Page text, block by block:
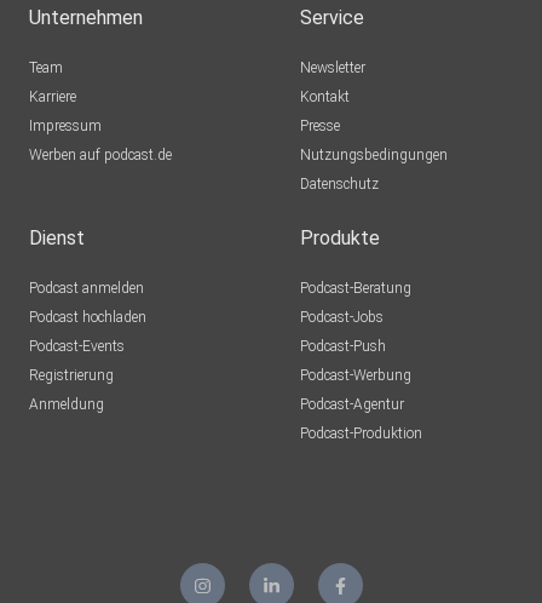
Unternehmen
Team
Karriere
Impressum
Werben auf podcast.de
Service
Newsletter
Kontakt
Presse
Nutzungsbedingungen
Datenschutz
Dienst
Podcast anmelden
Podcast hochladen
Podcast-Events
Registrierung
Anmeldung
Produkte
Podcast-Beratung
Podcast-Jobs
Podcast-Push
Podcast-Werbung
Podcast-Agentur
Podcast-Produktion